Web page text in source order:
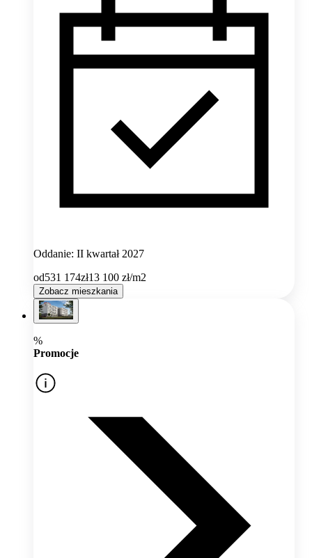
Oddanie: II kwartał 2027
od531 174zł13 100 zł/m2
Zobacz mieszkania
%
Promocje